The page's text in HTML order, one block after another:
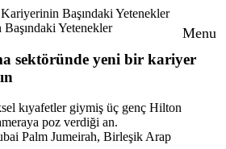
Menu
Başındaki Yetenekler
Yetenekler
sektöründe yeni bir kariyer
Palm Jumeirah, Birleşik Arap